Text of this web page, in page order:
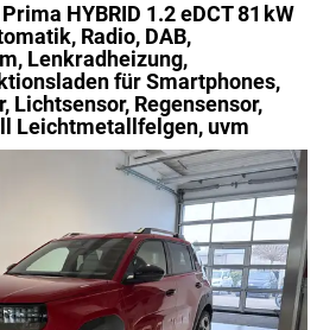
HYBRID 1.2 eDCT 81 kW
Radio, DAB,
Lenkradheizung,
für Smartphones,
Lichtsensor, Regensensor,
Leichtmetallfelgen, uvm